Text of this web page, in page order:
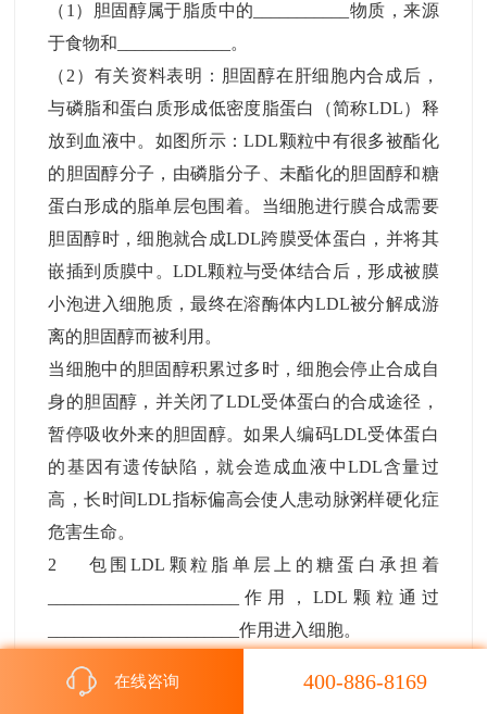
（1）胆固醇属于脂质中的___________物质，来源
于食物和_____________。
（2）有关资料表明：胆固醇在肝细胞内合成后，
与磷脂和蛋白质形成低密度脂蛋白（简称LDL）释
放到血液中。如图所示：LDL颗粒中有很多被酯化
的胆固醇分子，由磷脂分子、未酯化的胆固醇和糖
蛋白形成的脂单层包围着。当细胞进行膜合成需要
胆固醇时，细胞就合成LDL跨膜受体蛋白，并将其
嵌插到质膜中。LDL颗粒与受体结合后，形成被膜
小泡进入细胞质，最终在溶酶体内LDL被分解成游
离的胆固醇而被利用。
当细胞中的胆固醇积累过多时，细胞会停止合成自
身的胆固醇，并关闭了LDL受体蛋白的合成途径，
暂停吸收外来的胆固醇。如果人编码LDL受体蛋白
的基因有遗传缺陷，就会造成血液中LDL含量过
高，长时间LDL指标偏高会使人患动脉粥样硬化症
危害生命。
2 包围LDL颗粒脂单层上的糖蛋白承担着
______________________作用，LDL颗粒通过
______________________作用进入细胞。
3 细胞合成的LDL跨膜受体蛋白能够嵌插到细胞
膜中，说明细胞膜的结构特点是具有一定流动性。
在线咨询 400-886-8169